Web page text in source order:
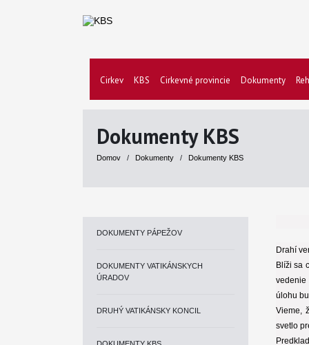
Cirkev KBS Cirkevné provincie Dokumenty
Dokumenty KBS
Domov / Dokumenty / Dokumenty KBS
DOKUMENTY PÁPEŽOV
DOKUMENTY VATIKÁNSKYCH
ÚRADOV
DRUHÝ VATIKÁNSKY KONCIL
Drahí
Blíži sa
úlohu
Vieme,
svetlo